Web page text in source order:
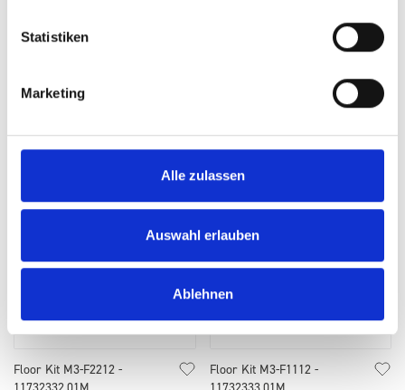
Statistiken
Marketing
Alle zulassen
Auswahl erlauben
Ablehnen
Floor Kit M3-F2212 -
11732332.01M
Floor Kit M3-F1112 -
11732333.01M